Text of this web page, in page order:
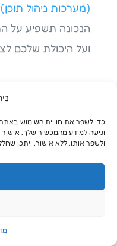
וגישה למידע מהמכשיר שלך.
ולשפר אותו. ללא אישור, ייתכן
(מערכות ניהול תוכן)
הנכונה תשפיע על
ועל היכולת שלכם
למה תוכן
של האתר?
אחת הטעויות
תוכן איכותי הוא
ההיררכיה והעיצוב